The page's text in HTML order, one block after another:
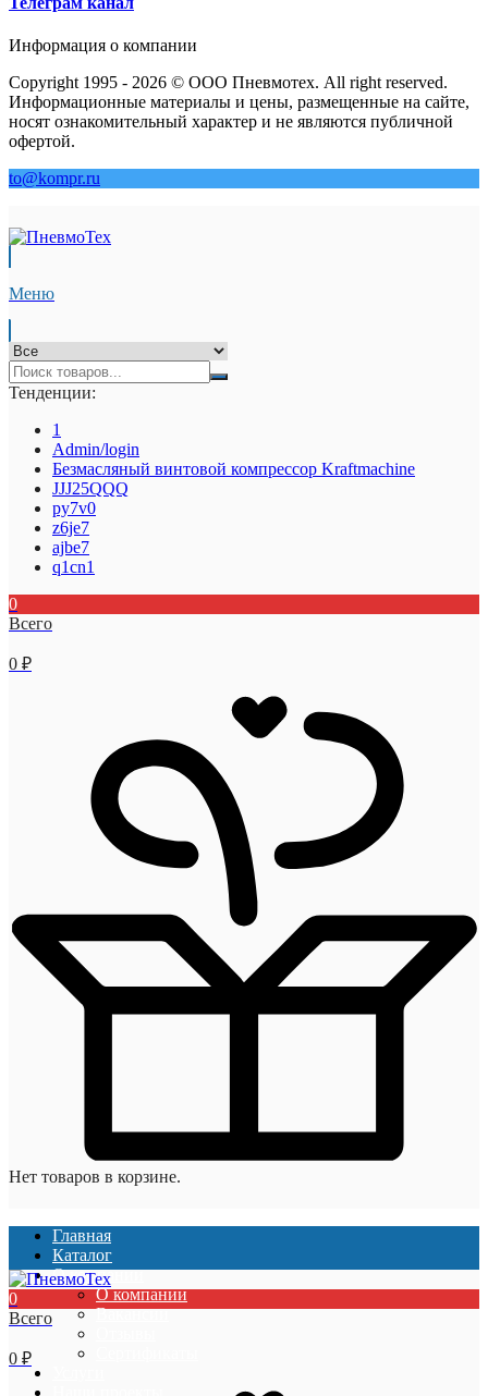
Информация о компании
Copyright 1995 - 2026 © ООО Пневмотех. All right reserved.
Информационные материалы и цены, размещенные на сайте,
носят ознакомительный характер и не являются публичной
офертой.
to@kompr.ru
Меню
Тенденции:
1
Admin/login
Безмасляный винтовой компрессор Kraftmaсhine
JJJ25QQQ
py7v0
z6je7
ajbe7
q1cn1
0
Всего
0 ₽
Нет товаров в корзине.
Главная
Каталог
О компании
О компании
Вакансии
0
Всего
0 ₽